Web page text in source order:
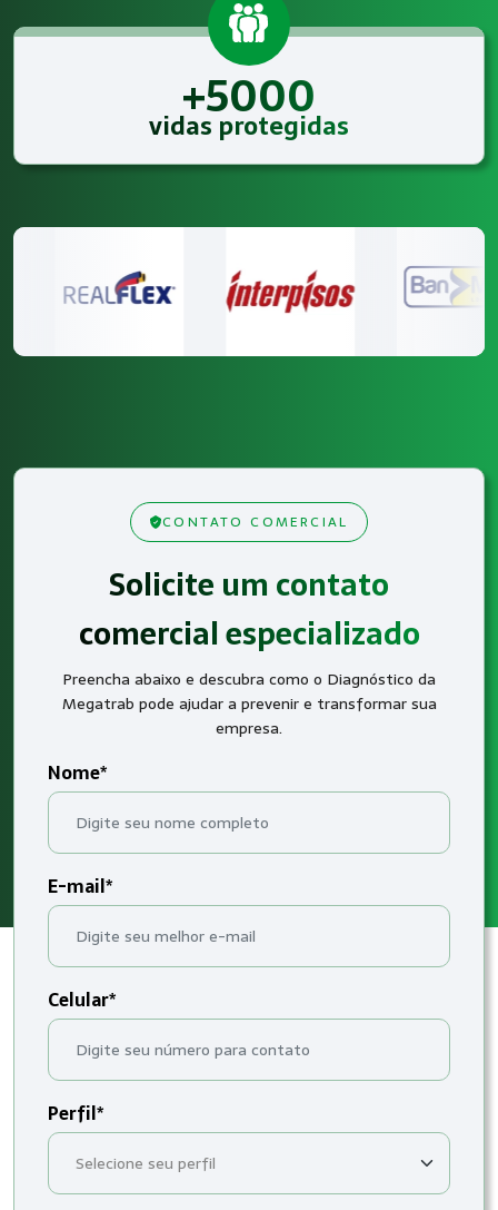
+5000
vidas protegidas
CONTATO COMERCIAL
Solicite um contato
comercial especializado
Preencha abaixo e descubra como o Diagnóstico da
Megatrab pode ajudar a prevenir e transformar sua
empresa.
Nome*
E-mail*
Celular*
Perfil*